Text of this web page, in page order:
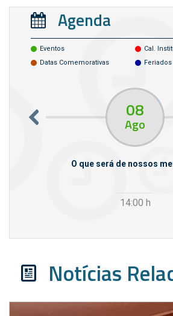
Agenda
Eventos
Cal.
Datas Comemorativas
Feriados
08
Ago
O que será de nossos
14:00 h
Notícias